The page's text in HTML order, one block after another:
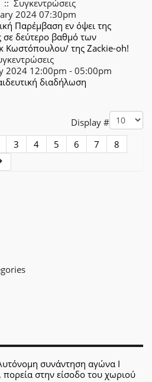
:: Συγκεντρώσεις
2024 07:30pm
Παρέμβαση εν όψει της
σε δεύτερο βαθμό των
Κωστόπουλου/ της Zackie-oh!
2024 12:00pm - 05:00pm
διαδήλωση
Display #
3 4 5 6 7
8
συνάντηση αγώνα Ι
στην είσοδο του χωριού